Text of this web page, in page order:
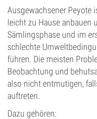
Ausgewachsener Peyote
leicht zu Hause anbauen
Sämlingsphase und im
schlechte
führen. Die meisten
Beobachtung und
also nicht entmutigen,
auftreten.
Dazu gehören: